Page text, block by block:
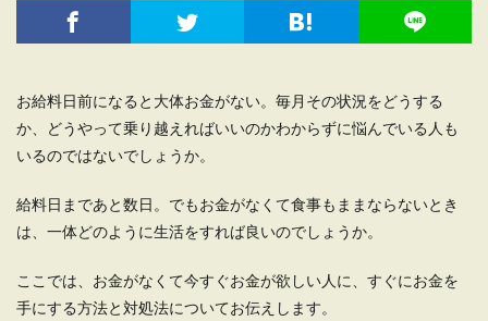
お給料日前になると大体お金がない。毎月その状況をどうする
か、どうやって乗り越えればいいのかわからずに悩んでいる人も
いるのではないでしょうか。
給料日まであと数日。でもお金がなくて食事もままならないとき
は、一体どのように生活をすれば良いのでしょうか。
ここでは、お金がなくて今すぐお金が欲しい人に、すぐにお金を
手にする方法と対処法についてお伝えします。